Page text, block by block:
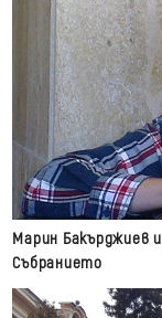
Марин Бакърджиев
Събранието